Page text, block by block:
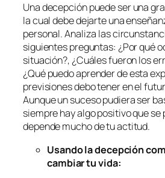
Una decepción puede ser una
la cual debe dejarte una
personal. Analiza las
siguientes preguntas: ¿Por qué
situación?, ¿Cuáles fueron los
¿Qué puedo aprender de esta
previsiones debo tener en el
Aunque un suceso pudiera ser
siempre hay algo positivo que se
depende mucho de tu actitud.
Usando la decepción
cambiar tu vida: